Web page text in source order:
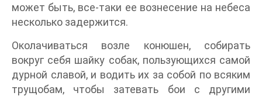
может быть, все-таки ее вознесение на небеса
несколько задержится.
Околачиваться возле конюшен, собирать
вокруг себя шайку собак, пользующихся самой
дурной славой, и водить их за собой по всяким
трущобам, чтобы затевать бои с другими